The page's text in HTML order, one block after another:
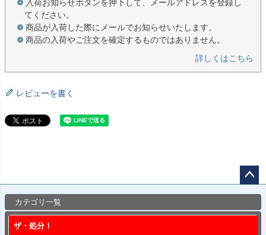
入荷お知らせボタンを押下して、メールアドレスを登録し
てください。
商品が入荷した際にメールでお知らせいたします。
商品の入荷やご注文を確定するものではありません。
詳しくはこちら
レビューを書く
カテゴリ一覧
ザ・処分！
ップ